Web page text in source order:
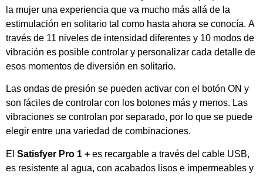
la mujer una experiencia que va mucho más allá de la
estimulación en solitario tal como hasta ahora se conocía. A
través de 11 niveles de intensidad diferentes y 10 modos de
vibración es posible controlar y personalizar cada detalle de
esos momentos de diversión en solitario.
Las ondas de presión se pueden activar con el botón ON y
son fáciles de controlar con los botones más y menos. Las
vibraciones se controlan por separado, por lo que se puede
elegir entre una variedad de combinaciones.
El Satisfyer Pro 1 + es recargable a través del cable USB,
es resistente al agua, con acabados lisos e impermeables y